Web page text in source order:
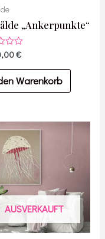
„Ankerpunkte“
€
Warenkorb
AUSVERKAUFT